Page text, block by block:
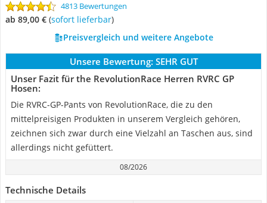
4813 Bewertungen
ab 89,00 € ( Sofort lieferbar)
Preisvergleich und weitere Angebote
Unsere Bewertung: SEHR GUT
Unser Fazit für the RevolutionRace Herren RVRC GP
Hosen:
Die RVRC-GP-Pants von RevolutionRace, die zu den
mittelpreisigen Produkten in unserem Vergleich gehören,
zeichnen sich zwar durch eine Vielzahl an Taschen aus, sind
allerdings nicht gefüttert.
08/2026
Technische Details